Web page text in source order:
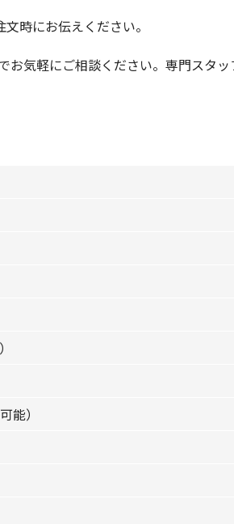
時にお伝えください。
気軽にご相談ください。専門スタッ
能）